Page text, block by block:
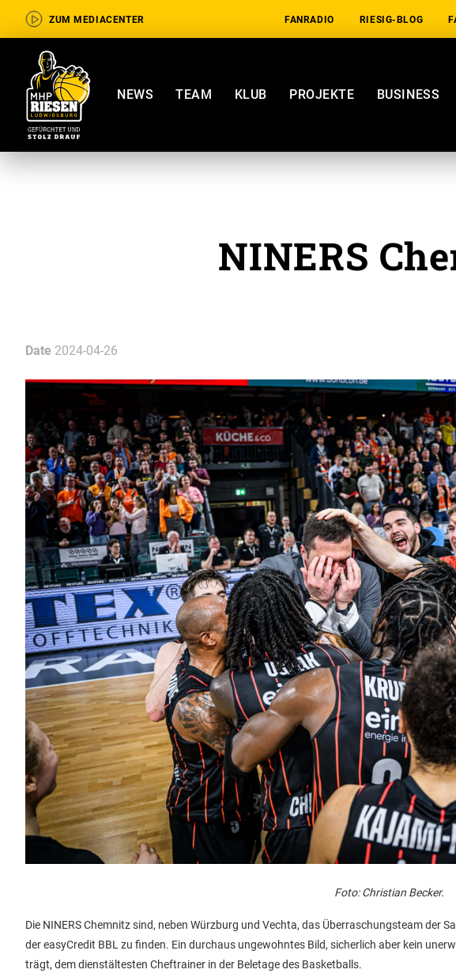
ZUM MEDIACENTER FANRADIO RIESIG-BLOG
NEWS TEAM KLUB PROJEKTE BUSINESS
NINERS
Date 2024-04-26
Foto: Christian Becker.
Die NINERS Chemnitz sind, neben Würzburg und Vechta, das Überraschungsteam der
der easyCredit BBL zu finden. Ein durchaus ungewohntes Bild, sicherlich aber kein
trägt, dem dienstältesten Cheftrainer in der Beletage des Basketballs.